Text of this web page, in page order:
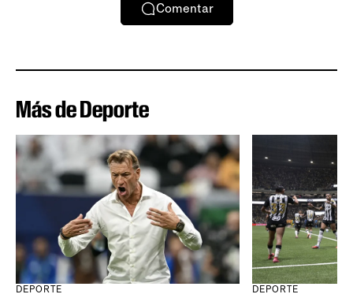
Comentar
Más de Deporte
DEPORTE DEPORTE